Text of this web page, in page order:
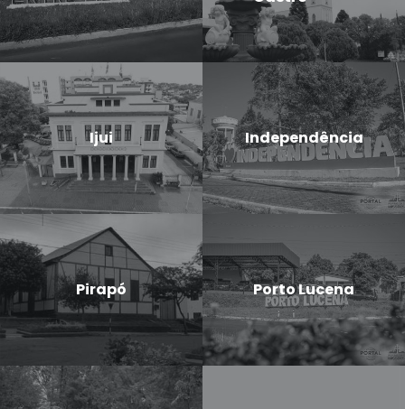
Ijui Independência
Pirapó Porto Lucena